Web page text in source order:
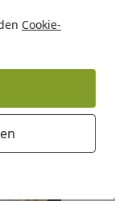
Cookie-